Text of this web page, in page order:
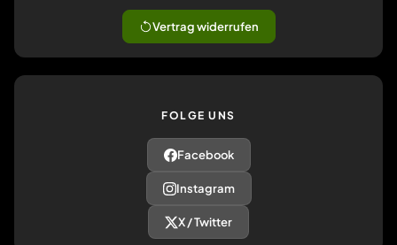
Vertrag widerrufen
FOLGE UNS
Facebook
Instagram
X / Twitter